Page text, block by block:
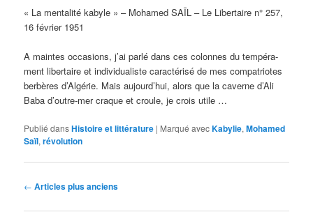
« La mentalité kabyle » – Mohamed SAÏL – Le Libertaire n° 257,
16 février 1951
A maintes occasions, j’ai parlé dans ces colonnes du tempéra­
ment libertaire et individualiste caractérisé de mes compatriotes
berbères d’Algérie. Mais aujourd’hui, alors que la caverne d’Ali
Baba d’outre-mer craque et croule, je crois utile …
Publié dansHistoire et littérature | Marqué avecKabylie,Mohamed
Saïl,révolution
Navigation
articles
← Articles plus anciens